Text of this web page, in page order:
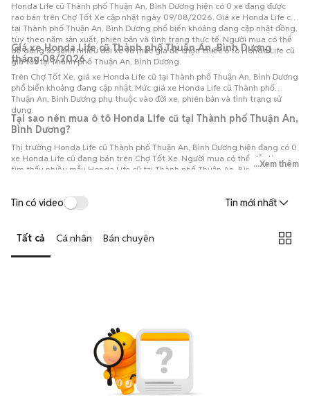
Honda Life cũ Thành phố Thuận An, Bình Dương hiện có 0 xe đang được
rao bán trên Chợ Tốt Xe cập nhật ngày 09/08/2026. Giá xe Honda Life cũ
tại Thành phố Thuận An, Bình Dương phổ biến khoảng đang cập nhật đồng,
tùy theo năm sản xuất, phiên bản và tình trạng thực tế. Người mua có thể
dễ dàng so sánh nhiều đời xe và mức giá để chọn chiếc ô tô Honda Life cũ
giá tốt tại Thành phố Thuận An, Bình Dương.
Giá xe Honda Life cũ Thành phố Thuận An, Bình Dương
tháng 08/2026
Trên Chợ Tốt Xe, giá xe Honda Life cũ tại Thành phố Thuận An, Bình Dương
phổ biến khoảng đang cập nhật. Mức giá xe Honda Life cũ Thành phố
Thuận An, Bình Dương phụ thuộc vào đời xe, phiên bản và tình trạng sử
dụng.
Tại sao nên mua ô tô Honda Life cũ tại Thành phố Thuận An,
Bình Dương?
Thị trường Honda Life cũ Thành phố Thuận An, Bình Dương hiện đang có 0
xe Honda Life cũ đang bán trên Chợ Tốt Xe. Người mua có thể dễ dàng
tìm thấy nhiều mẫu Honda Life cũ tại Thành phố Thuận An, Bình Dương với
...Xem thêm
Tin có video Tin mới nhất
Tất cả Cá nhân Bán chuyên